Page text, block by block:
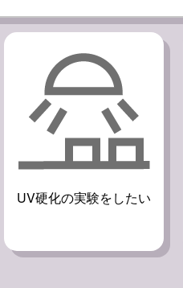
特定の波長に対する